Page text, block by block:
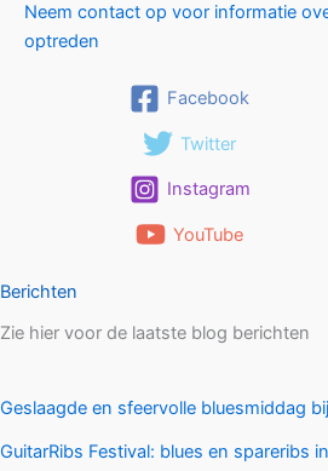
Neem contact op voor informatie
optreden
Facebook
Twitter
Instagram
YouTube
Berichten
Zie hier voor de laatste blog berichten
Geslaagde en sfeervolle bluesmiddag
GuitarRibs Festival: blues en spareribs